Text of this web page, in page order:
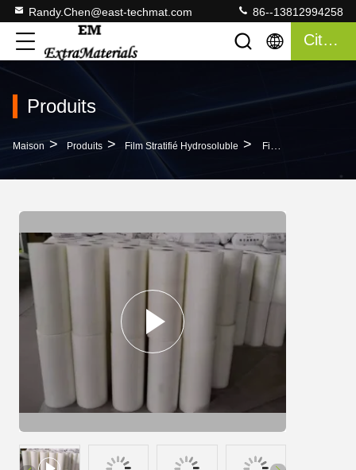
Randy.Chen@east-techmat.com 86--13812994258
Citation
Produits
Maison > Produits > Film Stratifié Hydrosoluble > Film Laminé À Froid En Relief Soluble Dans L'eau Pour L'industrie